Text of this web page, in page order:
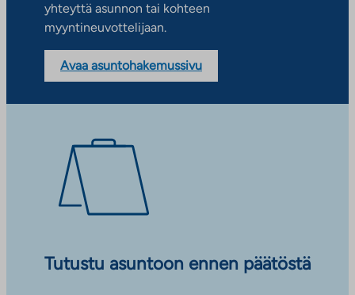
yhteyttä asunnon tai kohteen
myyntineuvottelijaan.
Avaa asuntohakemussivu
Tutustu asuntoon ennen päätöstä